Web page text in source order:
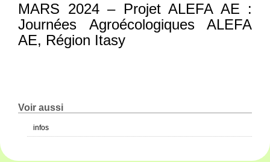
MARS 2024 – Projet ALEFA AE :
Journées Agroécologiques ALEFA
AE, Région Itasy
Voir aussi
infos